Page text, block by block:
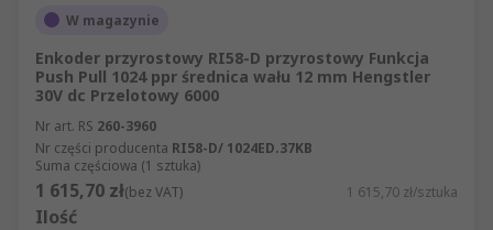
W magazynie
Enkoder przyrostowy RI58-D przyrostowy Funkcja
Push Pull 1024 ppr średnica wału 12 mm Hengstler
30V dc Przelotowy 6000
Nr art. RS 260-3960
Nr części producenta RI58-D/ 1024ED.37KB
Suma częściowa (1 sztuka)
1 615,70 zł(bez VAT) 1 615,70 zł/sztuka
Ilość